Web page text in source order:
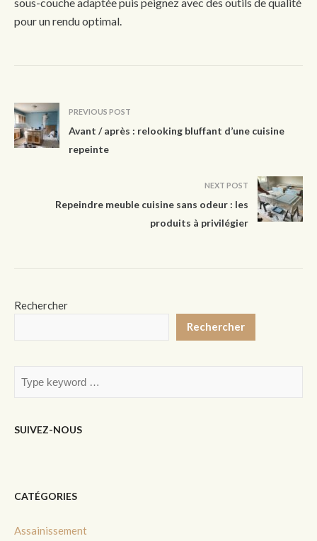
sous-couche adaptée puis peignez avec des outils de qualité
pour un rendu optimal.
PREVIOUS POST
Avant / après : relooking bluffant d’une cuisine
repeinte
NEXT POST
Repeindre meuble cuisine sans odeur : les
produits à privilégier
Rechercher
Rechercher
SUIVEZ-NOUS
CATÉGORIES
Assainissement